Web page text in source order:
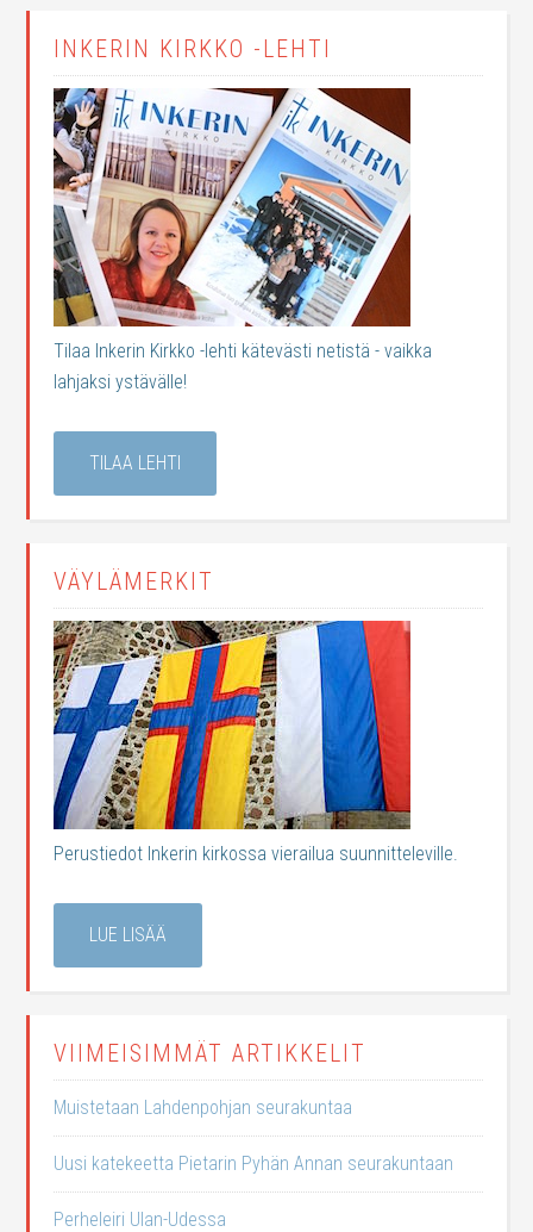
INKERIN KIRKKO -LEHTI
Tilaa Inkerin Kirkko -lehti kätevästi netistä - vaikka
lahjaksi ystävälle!
TILAA LEHTI
VÄYLÄMERKIT
Perustiedot Inkerin kirkossa vierailua suunnitteleville.
LUE LISÄÄ
VIIMEISIMMÄT ARTIKKELIT
Muistetaan Lahdenpohjan seurakuntaa
Uusi katekeetta Pietarin Pyhän Annan seurakuntaan
Perheleiri Ulan-Udessa